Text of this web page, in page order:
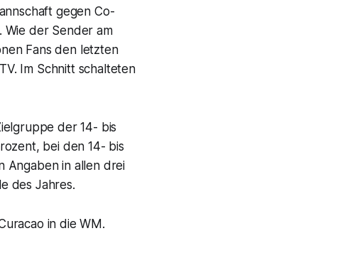
gegen Co-
Wie der Sender am
Fans den letzten
Im Schnitt schalteten
der 14- bis
bei den 14- bis
Angaben in allen drei
des Jahres.
in die WM.